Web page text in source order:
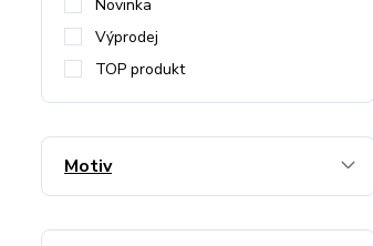
Novinka
Výprodej
TOP produkt
Motiv